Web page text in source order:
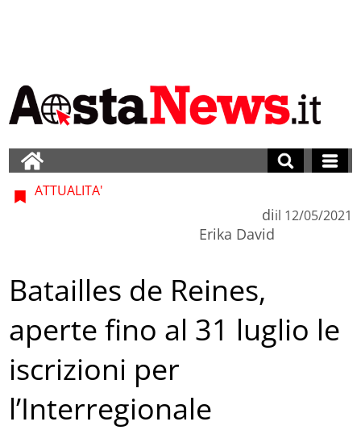
ATTUALITA'
di
Erika David
il 12/05/2021
Batailles de Reines,
aperte fino al 31 luglio le
iscrizioni per
l’Interregionale